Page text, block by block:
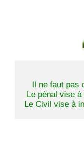
Il ne faut
Le pénal vise
Le Civil vise à